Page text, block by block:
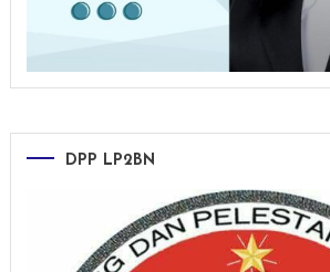
DPP LP2BN